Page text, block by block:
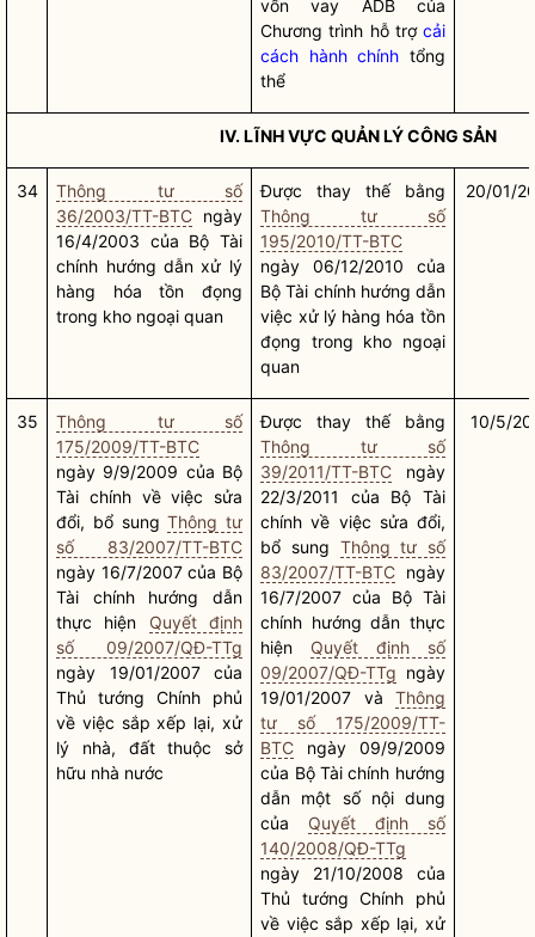
vốn vay ADB của
Chương trình hỗ trợ cải
cách hành chính tổng
thể
IV. LĨNH VỰC QUẢN LÝ CÔNG SẢN
34
Thông tư số
36/2003/TT-BTC ngày
16/4/2003 của Bộ Tài
chính hướng dẫn xử lý
hàng hóa tồn đọng
trong kho ngoại quan
Được thay thế bằng
Thông tư số
195/2010/TT-BTC
ngày 06/12/2010 của
Bộ Tài chính hướng dẫn
việc xử lý hàng hóa tồn
đọng trong kho ngoại
quan
20/01/
35
Thông tư số
175/2009/TT-BTC
ngày 9/9/2009 của Bộ
Tài chính về việc sửa
đổi, bổ sungThông tư
số 83/2007/TT-BTC
ngày 16/7/2007 của Bộ
Tài chính hướng dẫn
thực hiện Quyết định
số 09/2007/QĐ-TTg
ngày 19/01/2007 của
Thủ tướng Chính phủ
về việc sắp xếp lại, xử
lý nhà, đất thuộc sở
hữu nhà nước
Được thay thế bằng
Thông tư số
39/2011/TT-BTC ngày
22/3/2011 của Bộ Tài
chính về việc sửa đổi,
bổ sung Thông tư số
83/2007/TT-BTC ngày
16/7/2007 của Bộ Tài
chính hướng dẫn thực
hiện Quyết định số
09/2007/QĐ-TTg ngày
19/01/2007 và Thông
tư số 175/2009/TT-
BTC ngày 09/9/2009
của Bộ Tài chính hướng
dẫn một số nội dung
của Quyết định số
140/2008/QĐ-TTg
ngày 21/10/2008 của
Thủ tướng Chính phủ
về việc sắp xếp lại, xử
10/5/